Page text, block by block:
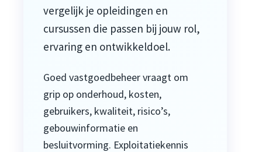
vergelijk je opleidingen en
cursussen die passen bij jouw rol,
ervaring en ontwikkeldoel.
Goed vastgoedbeheer vraagt om
grip op onderhoud, kosten,
gebruikers, kwaliteit, risico’s,
gebouwinformatie en
besluitvorming. Exploitatiekennis